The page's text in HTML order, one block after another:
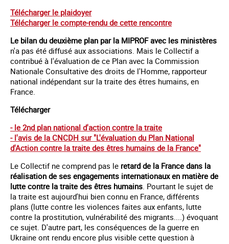
Télécharger le plaidoyer
Télécharger le compte-rendu de cette rencontre
Le bilan du deuxième plan par la MIPROF avec les ministères
n'a pas été diffusé aux associations. Mais le Collectif a
contribué à l'évaluation de ce Plan avec la Commission
Nationale Consultative des droits de l'Homme, rapporteur
national indépendant sur la traite des êtres humains, en
France.
Télécharger
- le 2nd plan national d'action contre la traite
- l'avis de la CNCDH sur "L'évaluation du Plan National
d'Action contre la traite des êtres humains de la France"
Le Collectif ne comprend pas le retard de la France dans la
réalisation de ses engagements internationaux en matière de
lutte contre la traite des êtres humains . Pourtant le sujet de
la traite est aujourd'hui bien connu en France, différents
plans (lutte contre les violences faites aux enfants, lutte
contre la prostitution, vulnérabilité des migrants....) évoquant
ce sujet. D'autre part, les conséquences de la guerre en
Ukraine ont rendu encore plus visible cette question à